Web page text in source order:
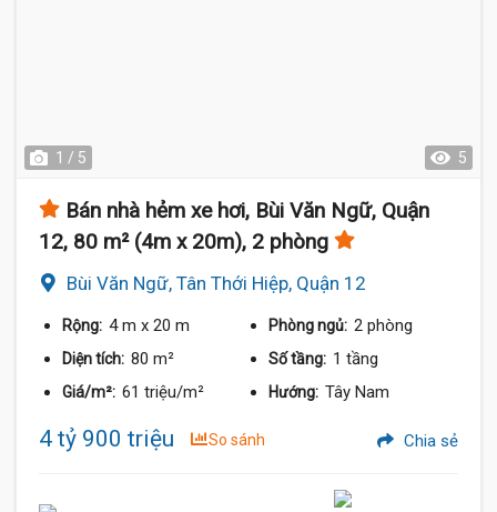
1 / 5 5
Bán nhà hẻm xe hơi, Bùi Văn Ngữ, Quận
12, 80 m² (4m x 20m), 2 phòng
Bùi Văn Ngữ, Tân Thới Hiệp, Quận 12
Rộng: 4 m x 20 m Phòng ngủ: 2 phòng
Diện tích: 80 m² Số tầng: 1 tầng
Giá/m²: 61 triệu/m² Hướng: Tây Nam
4 tỷ 900 triệu So sánh Chia sẻ